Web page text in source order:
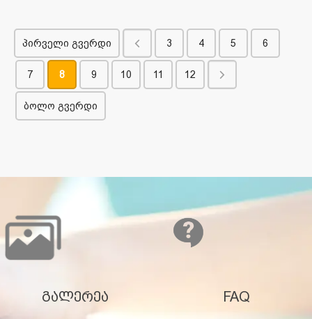
პირველი გვერდი 3 4 5 6
7 8 9 10 11 12
ბოლო გვერდი
გალერეა FAQ